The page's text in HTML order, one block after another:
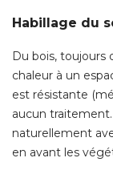
Habillage du
Du bois, toujours
chaleur à un
est résistante
aucun
naturellement
en avant les